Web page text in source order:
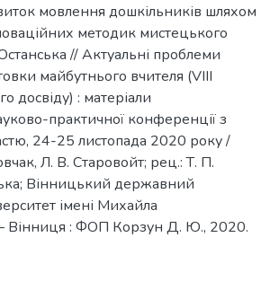
мовлення дошкільників шляхом
методик мистецького
// Актуальні проблеми
майбутнього вчителя (VІІІ
досвіду) : матеріали
практичної конференції з
24-25 листопада 2020 року /
Л. В. Старовойт; рец.: Т. П.
Вінницький державний
імені Михайла
Вінниця : ФОП Корзун Д. Ю., 2020.